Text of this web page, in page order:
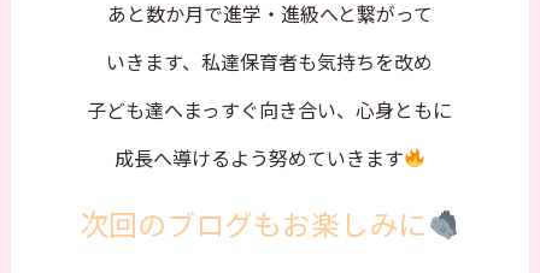
あと数か月で進学・進級へと繋がって
いきます、私達保育者も気持ちを改め
子ども達へまっすぐ向き合い、心身ともに
成長へ導けるよう努めていきます
次回のブログもお楽しみに